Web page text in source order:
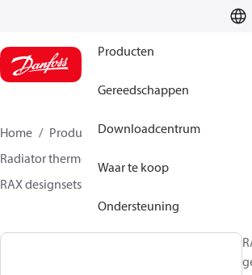
Producten
Gereedschappen
Downloadcentrum
Waar te koop
Ondersteuning
Home Producten
Climate Solutions voor
Radiator thermostaten
RAX designsets